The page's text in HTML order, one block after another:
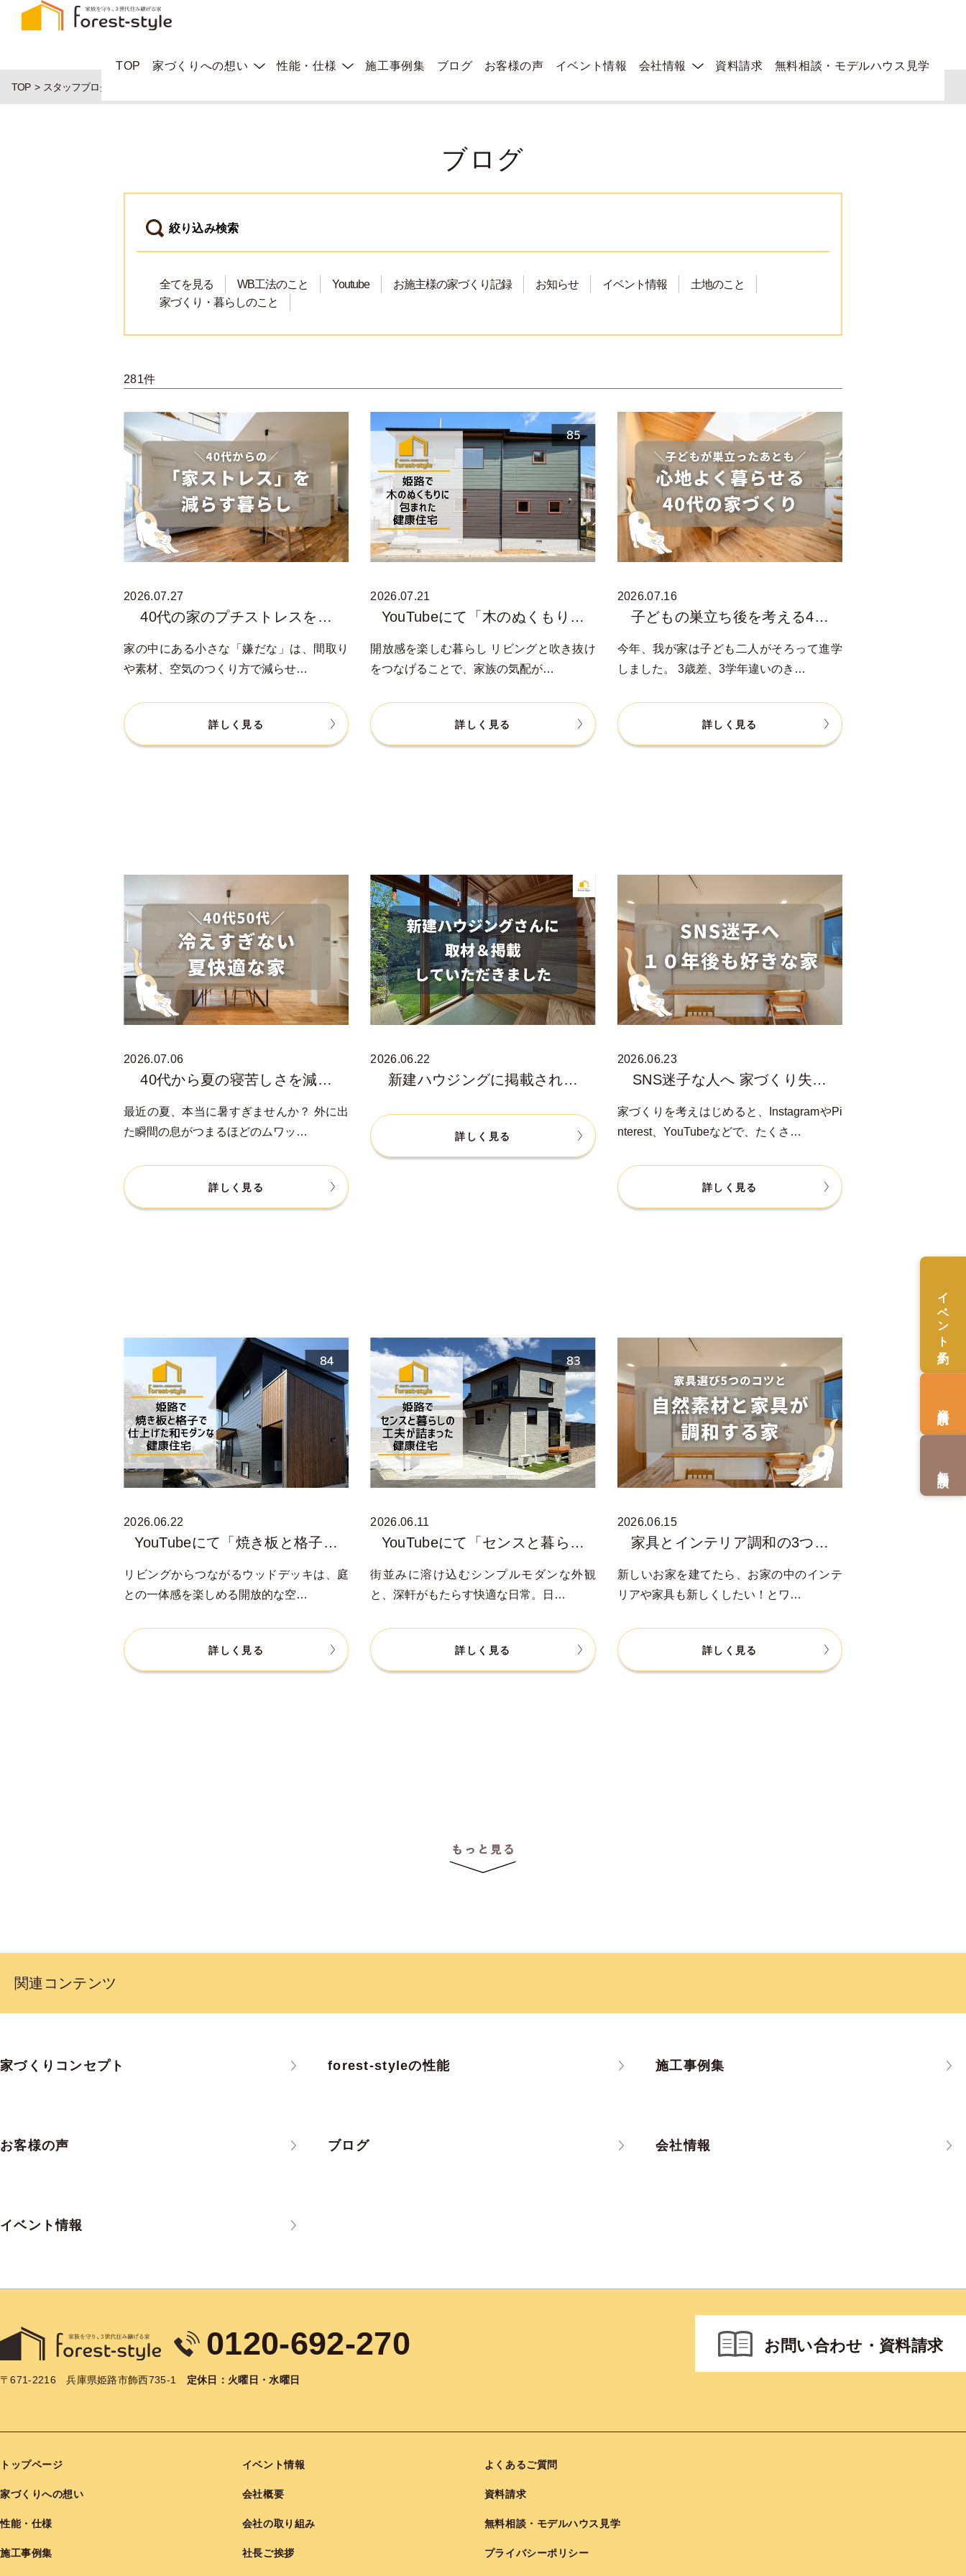
TOP 家づくりへの想い 性能・仕様 施工事例集 ブログ お客様の声 イベント情報 会社情報 資料請求 無料相談・モデルハウス見学
TOP スタッフブログ
ブログ
絞り込み検索
全てを見る WB工法のこと Youtube お施主様の家づくり記録 お知らせ イベント情報
土地のこと
家づくり・暮らしのこと
281件
2026.07.27
40代の家のプチストレスを…
家の中にある小さな「嫌だな」は、間取り
や素材、空気のつくり方で減らせ…
詳しく見る
2026.07.21
YouTubeにて「木のぬくもり…
開放感を楽しむ暮らし リビングと吹き抜け
をつなげることで、家族の気配が…
詳しく見る
2026.07.16
子どもの巣立ち後を考える4…
今年、我が家は子ども二人がそろって進学
しました。 3歳差、3学年違いのき…
詳しく見る
2026.07.06
40代から夏の寝苦しさを減…
最近の夏、本当に暑すぎませんか？ 外に出
た瞬間の息がつまるほどのムワッ…
詳しく見る
2026.06.22
新建ハウジングに掲載され…
詳しく見る
2026.06.23
SNS迷子な人へ 家づくり失…
家づくりを考えはじめると、InstagramやPi
nterest、YouTubeなどで、たくさ…
詳しく見る
2026.06.22
YouTubeにて「焼き板と格子…
リビングからつながるウッドデッキは、庭
との一体感を楽しめる開放的な空…
詳しく見る
2026.06.11
YouTubeにて「センスと暮ら…
街並みに溶け込むシンプルモダンな外観
と、深軒がもたらす快適な日常。日…
詳しく見る
2026.06.15
家具とインテリア調和の3つ…
新しいお家を建てたら、お家の中のインテ
リアや家具も新しくしたい！とワ…
詳しく見る
イベント予約
関連コンテンツ
家づくりコンセプト forest-styleの性能 施工事例集
お客様の声 ブログ 会社情報
イベント情報
〒671-2216 兵庫県姫路市飾西735-1 定休日：火曜日・水曜日
0120-692-270 お問い合わせ・資料請求
トップページ
家づくりへの想い
性能・仕様
施工事例集
イベント情報
会社概要
会社の取り組み
社長ご挨拶
よくあるご質問
資料請求
無料相談・モデルハウス見学
プライバシーポリシー